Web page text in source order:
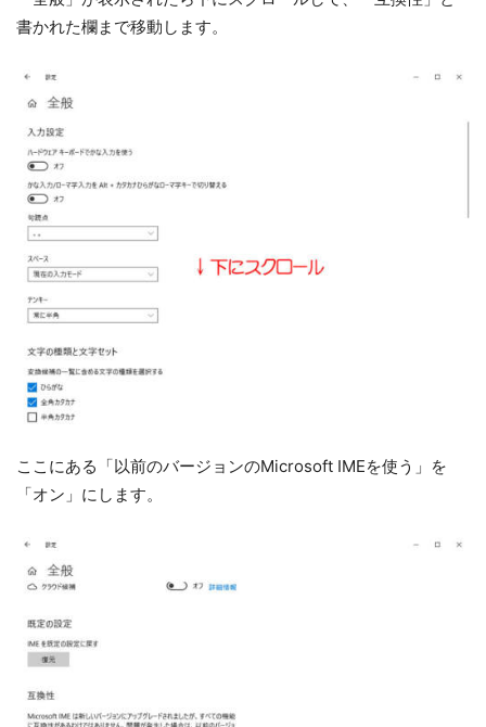
書かれた欄まで移動します。
ここにある「以前のバージョンのMicrosoft IMEを使う」を
「オン」にします。